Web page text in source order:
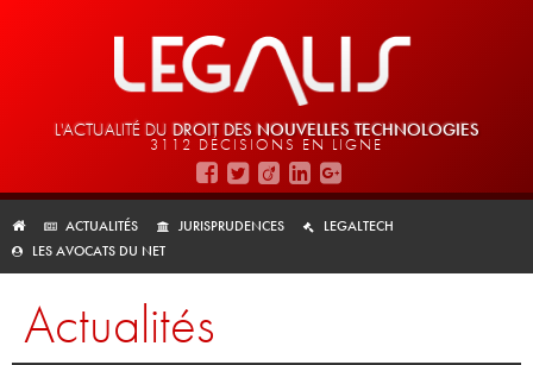
L'ACTUALITÉ DU DROIT DES NOUVELLES TECHNOLOGIES
3112 DÉCISIONS EN LIGNE
ACTUALITÉS JURISPRUDENCES
LEGALTECH
LES AVOCATS DU NET
Actualités